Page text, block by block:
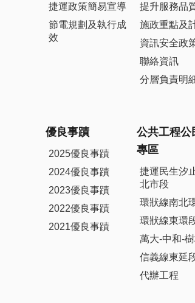
捷運政策簡易宣導
節電規劃及執行成
效
提升服務品
施政重點及
資訊安全政
聯絡資訊
分層負責明
優良事蹟
2025優良事蹟
2024優良事蹟
2023優良事蹟
2022優良事蹟
2021優良事蹟
公共工程公
專區
捷運民生汐
北市段
環狀線南北
環狀線東環
萬大-中和-
信義線東延
代辦工程